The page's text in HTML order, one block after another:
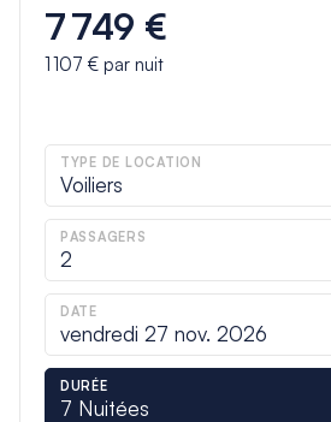
7 749 €
1 107 €par nuit
TYPE DE LOCATION
Voiliers
PASSAGERS
2
DATE
vendredi 27 nov. 2026
DURÉE
7 Nuitées